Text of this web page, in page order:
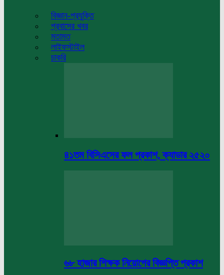
বিজ্ঞান-প্রযুক্তি
প্রবাসের খবর
মতামত
লাইফস্টাইল
চাকরি
৪১তম বিসিএসের ফল প্রকাশ, ক্যাডার ২৫২০
৬৮ হাজার শিক্ষক নিয়োগের বিজ্ঞপ্তি প্রকাশ